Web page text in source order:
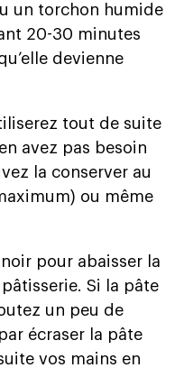
un torchon humide
20-30 minutes
devienne
tout de suite
avez pas besoin
la conserver au
ou même
pour abaisser la
Si la pâte
un peu de
écraser la pâte
vos mains en